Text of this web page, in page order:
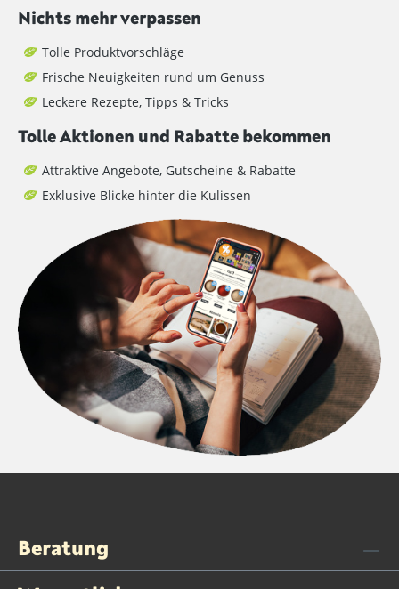
Nichts mehr verpassen
Tolle Produktvorschläge
Frische Neuigkeiten rund um Genuss
Leckere Rezepte, Tipps & Tricks
Tolle Aktionen und Rabatte bekommen
Attraktive Angebote, Gutscheine & Rabatte
Exklusive Blicke hinter die Kulissen
Beratung